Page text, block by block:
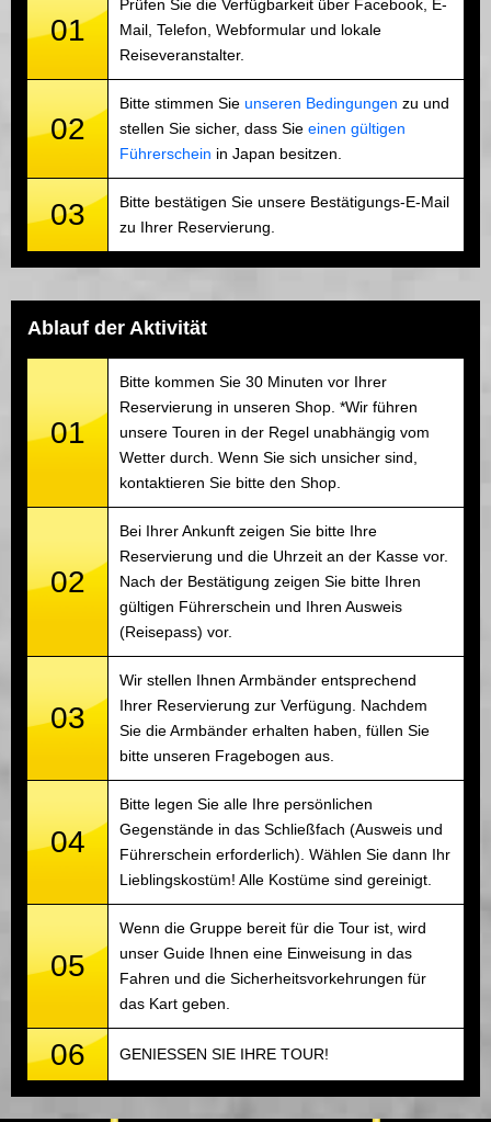
01
Prüfen Sie die Verfügbarkeit über Facebook, E-
Mail, Telefon, Webformular und lokale
Reiseveranstalter.
02
Bitte stimmen Sie unseren Bedingungen zu und
stellen Sie sicher, dass Sie einen gültigen
Führerschein in Japan besitzen.
03
Bitte bestätigen Sie unsere Bestätigungs-E-Mail
zu Ihrer Reservierung.
Ablauf der Aktivität
01
Bitte kommen Sie 30 Minuten vor Ihrer
Reservierung in unseren Shop. *Wir führen
unsere Touren in der Regel unabhängig vom
Wetter durch. Wenn Sie sich unsicher sind,
kontaktieren Sie bitte den Shop.
02
Bei Ihrer Ankunft zeigen Sie bitte Ihre
Reservierung und die Uhrzeit an der Kasse vor.
Nach der Bestätigung zeigen Sie bitte Ihren
gültigen Führerschein und Ihren Ausweis
(Reisepass) vor.
03
Wir stellen Ihnen Armbänder entsprechend
Ihrer Reservierung zur Verfügung. Nachdem
Sie die Armbänder erhalten haben, füllen Sie
bitte unseren Fragebogen aus.
04
Bitte legen Sie alle Ihre persönlichen
Gegenstände in das Schließfach (Ausweis und
Führerschein erforderlich). Wählen Sie dann Ihr
Lieblingskostüm! Alle Kostüme sind gereinigt.
05
Wenn die Gruppe bereit für die Tour ist, wird
unser Guide Ihnen eine Einweisung in das
Fahren und die Sicherheitsvorkehrungen für
das Kart geben.
06 GENIESSEN SIE IHRE TOUR!